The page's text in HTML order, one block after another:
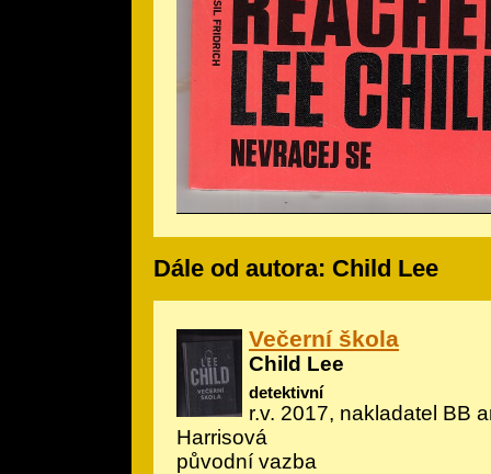
Dále od autora: Child Lee
Večerní škola
Child Lee
detektivní
r.v. 2017, nakladatel BB
Harrisová
původní vazba